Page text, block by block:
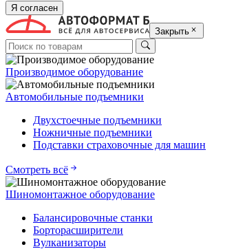
Я согласен
Закрыть
Производимое оборудование
Автомобильные подъемники
Двухстоечные подъемники
Ножничные подъемники
Подставки страховочные для машин
Смотреть всё
Шиномонтажное оборудование
Балансировочные станки
Борторасширители
Вулканизаторы